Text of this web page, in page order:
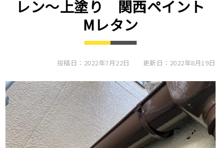
レン〜上塗り 関西ペイント
Mレタン
投稿日：2022年7月22日 更新日：2022年8月19日